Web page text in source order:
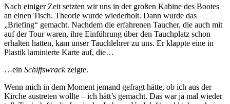
Nach einiger Zeit setzten wir uns in der großen Kabine des Bootes
an einen Tisch. Theorie wurde wiederholt. Dann wurde das
„Briefing“ gemacht. Nachdem die erfahrenen Taucher, die auch mit
auf der Tour waren, ihre Einführung über den Tauchplatz schon
erhalten hatten, kam unser Tauchlehrer zu uns. Er klappte eine in
Plastik laminierte Karte auf, die…
…ein Schiffswrackzeigte.
Wenn mich in dem Moment jemand gefragt hätte, ob ich aus der
Kirche austreten wollte – ich hätt’s gemacht. Das war ja mal wieder